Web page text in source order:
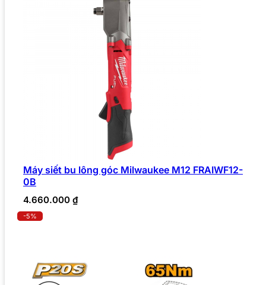
Máy siết bu lông góc Milwaukee M12 FRAIWF12-
0B
4.660.000 ₫
-5%